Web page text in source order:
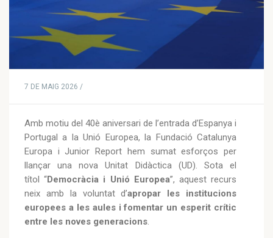
7 DE MAIG 2026 /
Amb motiu del 40è aniversari de l’entrada d’Espanya i
Portugal a la Unió Europea, la Fundació Catalunya
Europa i Junior Report hem sumat esforços per
llançar una nova Unitat Didàctica (UD). Sota el
títol “Democràcia i Unió Europea”, aquest recurs
neix amb la voluntat d’apropar les institucions
europees a les aules i fomentar un esperit crític
entre les noves generacions